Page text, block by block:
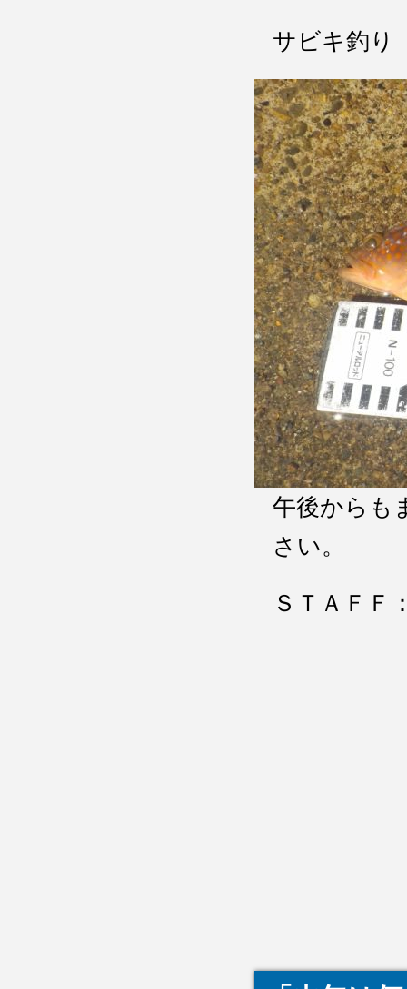
サビキ釣り
午後からも
さい。
ＳＴＡＦＦ